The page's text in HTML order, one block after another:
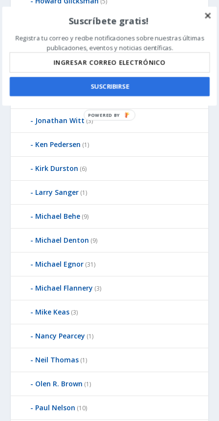
James Gills(1)
Jean-Pierre Luminet(2)
John West(8)
Jonathan McLatchie(23)
Jonathan Witt (3)
Ken Pedersen (1)
Kirk Durston (6)
Larry Sanger (1)
Michael Behe (9)
Michael Denton (9)
Michael Egnor (31)
Michael Flannery (3)
Mike Keas (3)
Nancy Pearcey (1)
Neil Thomas (1)
Olen R. Brown (1)
Paul Nelson (10)
Suscríbete gratis!
Registra tu correo y recibe notificaciones sobre nuestras últimas
publicaciones, eventos y noticias científicas.
SUSCRIBIRSE
P
R
D